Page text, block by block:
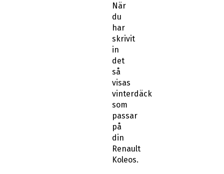
När
du
har
skrivit
in
det
så
visas
vinterdäck
som
passar
på
din
Renault
Koleos.